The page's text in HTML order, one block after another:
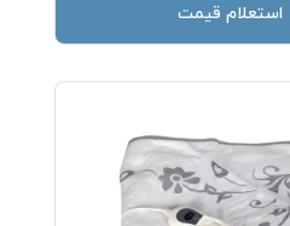
استعلام قیمت